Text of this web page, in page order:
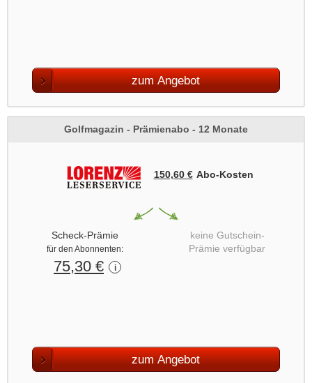
zum Angebot
Golfmagazin - Prämienabo - 12 Monate
150,60 € Abo‑Kosten
Scheck-Prämie
für den Abonnenten:
75,30 € i
keine Gutschein-
Prämie verfügbar
zum Angebot